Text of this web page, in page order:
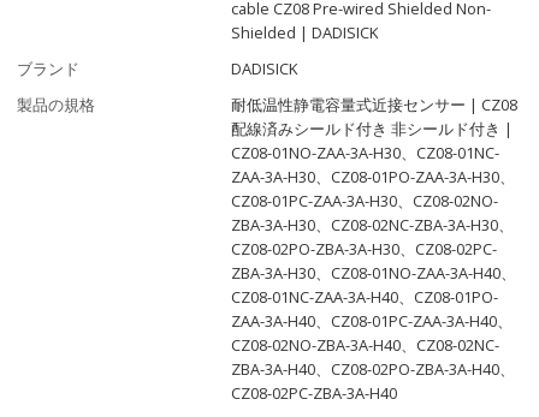
cable CZ08 Pre-wired Shielded Non-
Shielded | DADISICK
ブランド
DADISICK
製品の規格
耐低温性静電容量式近接センサー | CZ08
配線済みシールド付き 非シールド付き |
CZ08-01NO-ZAA-3A-H30、CZ08-01NC-
ZAA-3A-H30、CZ08-01PO-ZAA-3A-H30、
CZ08-01PC-ZAA-3A-H30、CZ08-02NO-
ZBA-3A-H30、CZ08-02NC-ZBA-3A-H30、
CZ08-02PO-ZBA-3A-H30、CZ08-02PC-
ZBA-3A-H30、CZ08-01NO-ZAA-3A-H40、
CZ08-01NC-ZAA-3A-H40、CZ08-01PO-
ZAA-3A-H40、CZ08-01PC-ZAA-3A-H40、
CZ08-02NO-ZBA-3A-H40、CZ08-02NC-
ZBA-3A-H40、CZ08-02PO-ZBA-3A-H40、
CZ08-02PC-ZBA-3A-H40